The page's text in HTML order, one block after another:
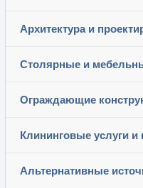
Архитектура и
Столярные и
Ограждающие
Клининговые услуги
Альтернативные